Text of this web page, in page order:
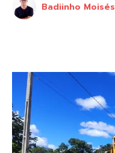
Badiinho Moisés